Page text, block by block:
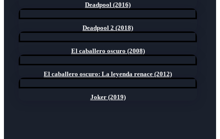
Deadpool (2016)
Deadpool 2 (2018)
El caballero oscuro (2008)
El caballero oscuro: La leyenda renace (2012)
Joker (2019)